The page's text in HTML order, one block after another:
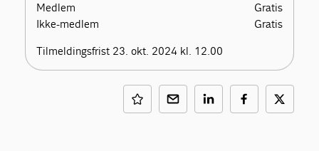
Medlem
Gratis
Ikke-medlem
Gratis
Tilmeldingsfrist 23. okt. 2024 kl. 12.00